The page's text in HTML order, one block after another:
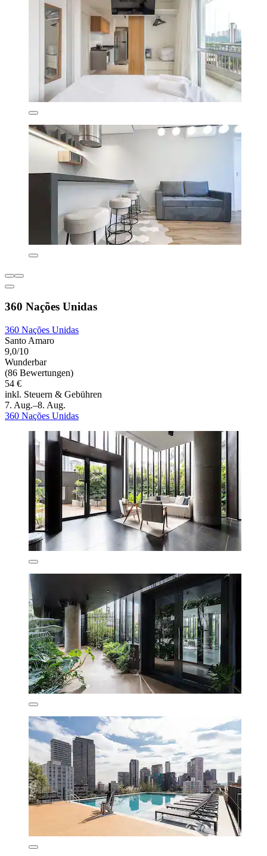
360 Nações Unidas
360 Nações Unidas
Santo Amaro
9,0/10
Wunderbar
(86 Bewertungen)
54 €
inkl. Steuern & Gebühren
7. Aug.–8. Aug.
360 Nações Unidas